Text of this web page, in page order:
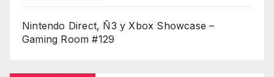
Nintendo Direct, Ñ3 y Xbox Showcase –
Gaming Room #129